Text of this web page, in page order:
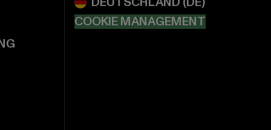
COOKIE MANAGEMENT